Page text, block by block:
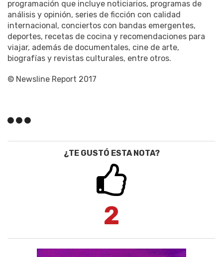
programación que incluye noticiarios, programas de
análisis y opinión, series de ficción con calidad
internacional, conciertos con bandas emergentes,
deportes, recetas de cocina y recomendaciones para
viajar, además de documentales, cine de arte,
biografías y revistas culturales, entre otros.
© Newsline Report 2017
¿TE GUSTÓ ESTA NOTA?
2